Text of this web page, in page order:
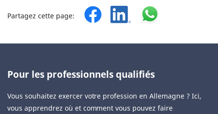
Partagez cette page:
Pour les professionnels qualifiés
Vous souhaitez exercer votre profession en Allemagne ? Ici,
vous apprendrez où et comment vous pouvez faire